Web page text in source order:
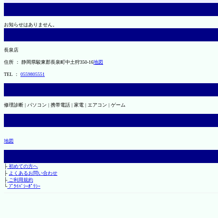
お知らせはありません。
長泉店
住所 ： 静岡県駿東郡長泉町中土狩350-16地図
TEL ： 0559805551
修理診断 | パソコン | 携帯電話 | 家電 | エアコン | ゲーム
地図
├初めての方へ
├ よくあるお問い合わせ
├ご利用規約
└ﾌﾟﾗｲﾊﾞｼｰﾎﾟﾘｼｰ